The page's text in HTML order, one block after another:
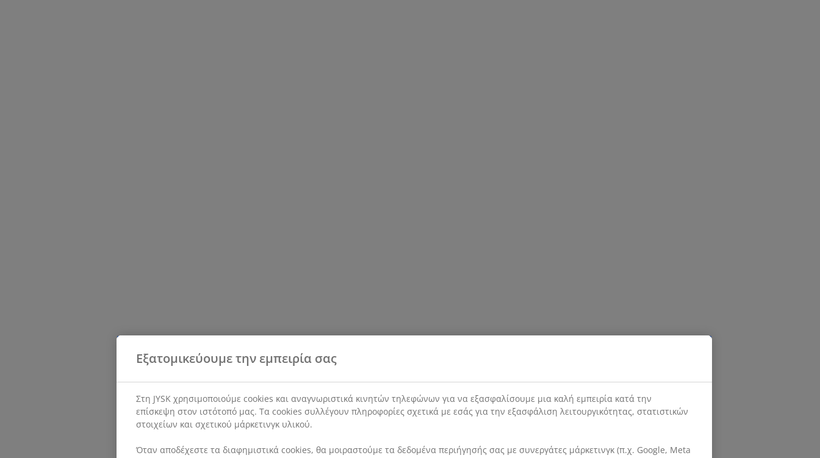
Εξατομικεύουμε την εμπειρία σας
Στη JYSK χρησιμοποιούμε cookies και αναγνωριστικά κινητών τηλεφώνων για να εξασφαλίσουμε μια καλή εμπειρία κατά την
επίσκεψη στον ιστότοπό μας. Τα cookies συλλέγουν πληροφορίες σχετικά με εσάς για την εξασφάλιση λειτουργικότητας, στατιστικών
στοιχείων και σχετικού μάρκετινγκ υλικού.
Όταν αποδέχεστε τα διαφημιστικά cookies, θα μοιραστούμε τα δεδομένα περιήγησής σας με συνεργάτες μάρκετινγκ (π.χ. Google, Meta